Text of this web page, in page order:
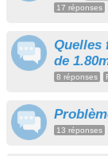
17 réponses
Quelles
de
8 réponses
13 réponses